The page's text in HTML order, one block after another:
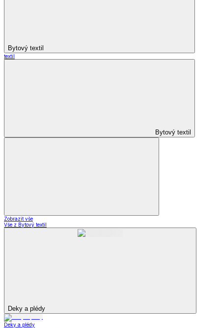
Bytový textil
textil
Bytový textil
Zobrazit vše
Vše z Bytový textil
Deky a plédy
Deky a plédy